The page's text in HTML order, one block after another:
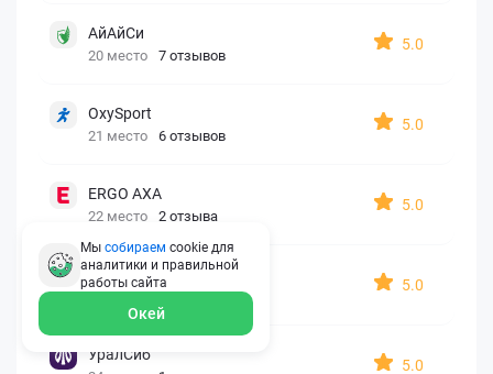
АйАйСи
20 место 7 отзывов
5.0
OxySport
21 место 6 отзывов
5.0
ERGO AXA
22 место 2 отзыва
5.0
Oxy Travel Premium
23 место 1 отзыв
5.0
УралСиб
5.0
Мы собираем cookie для
аналитики и правильной
работы сайта
Окей